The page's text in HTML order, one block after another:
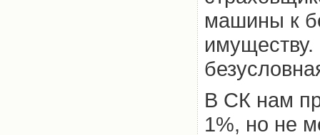
машины к
В СК нам
1%, но не